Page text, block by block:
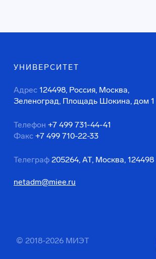
УНИВЕРСИТЕТ
Адрес 124498, Россия, Москва,
Зеленоград, Площадь Шокина, дом 1
Телефон +7 499 731-44-41
Факс +7 499 710-22-33
Телеграф 205264, АТ, Москва, 124498
netadm@miee.ru
© 2018-2026 МИЭТ